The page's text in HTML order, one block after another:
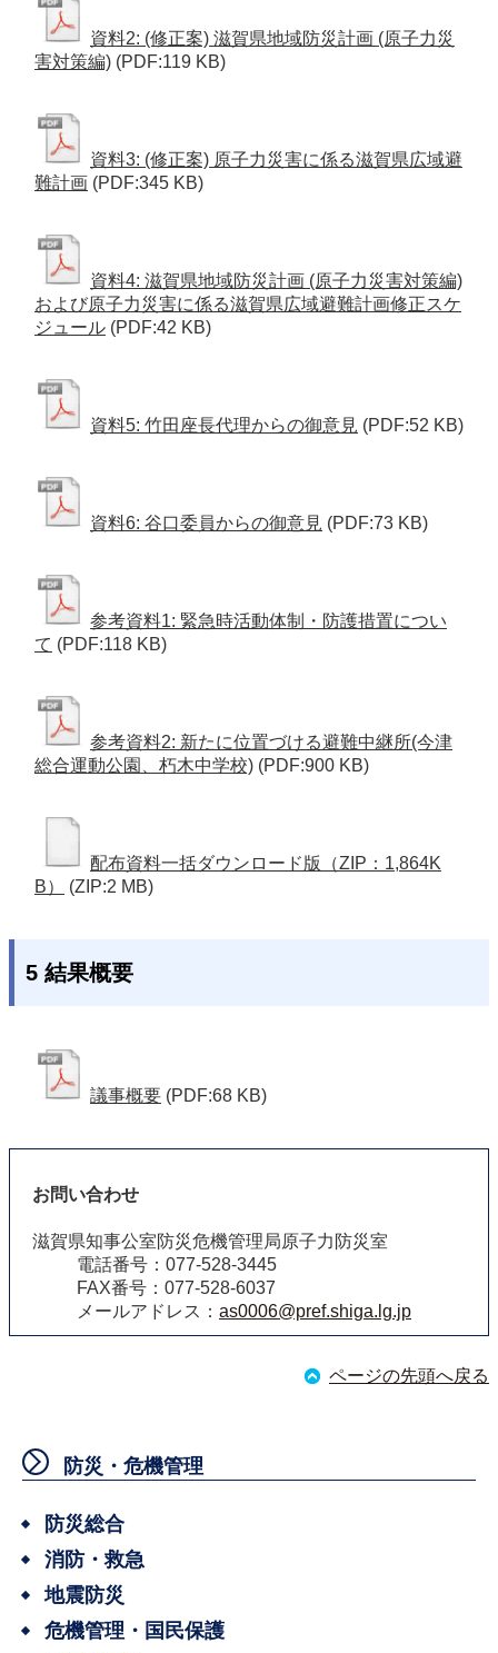
資料2: (修正案) 滋賀県地域防災計画 (原子力災
害対策編) (PDF:119 KB)
資料3: (修正案) 原子力災害に係る滋賀県広域避
難計画 (PDF:345 KB)
資料4: 滋賀県地域防災計画 (原子力災害対策編)
および原子力災害に係る滋賀県広域避難計画修正スケ
ジュール (PDF:42 KB)
資料5: 竹田座長代理からの御意見 (PDF:52 KB)
資料6: 谷口委員からの御意見 (PDF:73 KB)
参考資料1: 緊急時活動体制・防護措置につい
て (PDF:118 KB)
参考資料2: 新たに位置づける避難中継所(今津
総合運動公園、朽木中学校) (PDF:900 KB)
配布資料一括ダウンロード版（ZIP：1,864K
B）
(ZIP:2 MB)
5 結果概要
議事概要 (PDF:68 KB)
お問い合わせ
滋賀県知事公室防災危機管理局原子力防災室
電話番号：077-528-3445
FAX番号：077-528-6037
メールアドレス： as0006@pref.shiga.lg.jp
ページの先頭へ戻る
防災・危機管理
防災総合
消防・救急
地震防災
危機管理・国民保護